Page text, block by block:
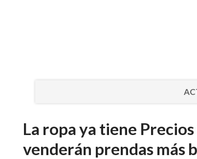
La ropa ya tiene
venderán prendas más